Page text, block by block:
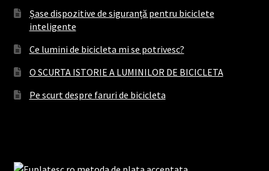
Șase dispozitive de siguranță pentru biciclete
inteligente
Ce lumini de bicicleta mi se potrivesc?
O SCURTA ISTORIE A LUMINILOR DE BICICLETA
Pe scurt despre faruri de bicicleta